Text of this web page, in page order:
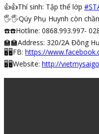
👍👍Thí sinh: Tập thể lớp #
🖐🖐Qúy Phụ Huynh còn
☎️☎️Hotline: 0868.993.997-
🏫🏫Address: 320/2A Đông
🖥🖥FB: https://
🖥🖥Website: http://